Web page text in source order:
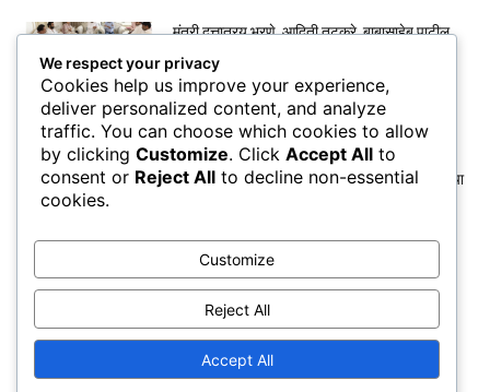
मंत्री दत्तात्रय भरणे, आदिती तटकरे, बाबासाहेब पाटील,
सांत्वनपर भेट
August 6, 2026
कुणबी प्रमाणपत्रांवरून मनोज जरांगे पाटील यांचा
सरकारवर हल्लाबोल; मराठा समाजाचा छळ होत असल्याचा
महापौरांच्या बंगल्यावर सहा महिन्यांत तब्बल ७ कोटींचा
खर्च? नव्या २.८९ कोटींच्या टेंडरमुळे वाद
August 6, 2026
We respect your privacy
Cookies help us improve your experience,
deliver personalized content, and analyze
traffic. You can choose which cookies to allow
by clicking Customize. Click Accept All to
consent or Reject All to decline non-essential
cookies.
Customize
Reject All
Accept All